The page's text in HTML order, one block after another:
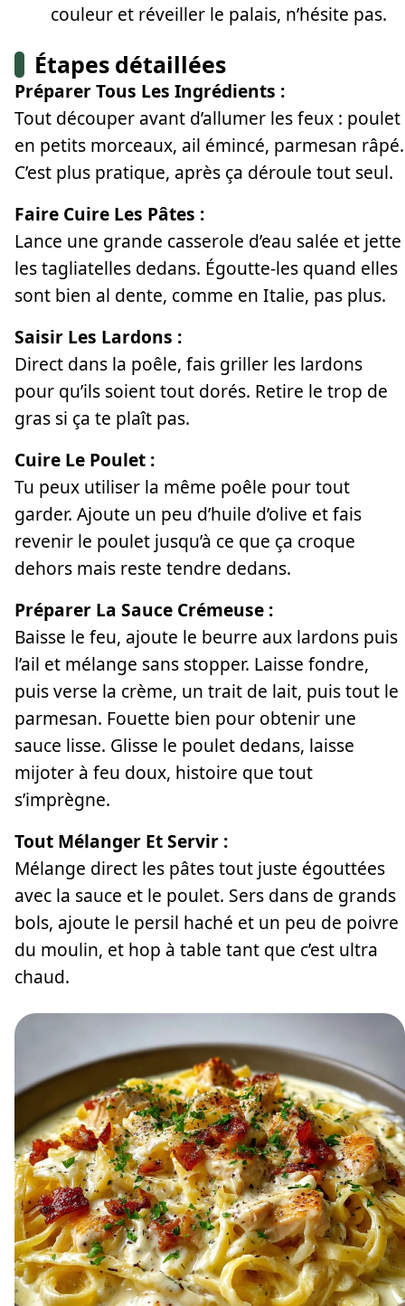
couleur et réveiller le palais, n’hésite pas.
Étapes détaillées
Préparer Tous Les Ingrédients :
Tout découper avant d’allumer les feux : poulet
en petits morceaux, ail émincé, parmesan râpé.
C’est plus pratique, après ça déroule tout seul.
Faire Cuire Les Pâtes :
Lance une grande casserole d’eau salée et jette
les tagliatelles dedans. Égoutte-les quand elles
sont bien al dente, comme en Italie, pas plus.
Saisir Les Lardons :
Direct dans la poêle, fais griller les lardons
pour qu’ils soient tout dorés. Retire le trop de
gras si ça te plaît pas.
Cuire Le Poulet :
Tu peux utiliser la même poêle pour tout
garder. Ajoute un peu d’huile d’olive et fais
revenir le poulet jusqu’à ce que ça croque
dehors mais reste tendre dedans.
Préparer La Sauce Crémeuse :
Baisse le feu, ajoute le beurre aux lardons puis
l’ail et mélange sans stopper. Laisse fondre,
puis verse la crème, un trait de lait, puis tout le
parmesan. Fouette bien pour obtenir une
sauce lisse. Glisse le poulet dedans, laisse
mijoter à feu doux, histoire que tout
s’imprègne.
Tout Mélanger Et Servir :
Mélange direct les pâtes tout juste égouttées
avec la sauce et le poulet. Sers dans de grands
bols, ajoute le persil haché et un peu de poivre
du moulin, et hop à table tant que c’est ultra
chaud.